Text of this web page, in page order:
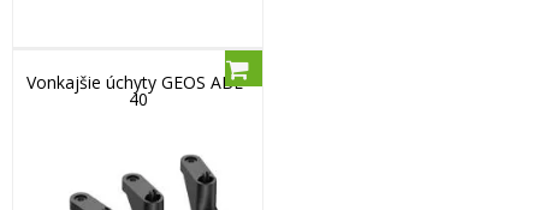
Vonkajšie úchyty GEOS ABL-
40